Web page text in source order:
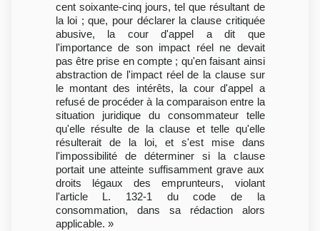
cent soixante-cinq jours, tel que résultant de
la loi ; que, pour déclarer la clause critiquée
abusive, la cour d'appel a dit que
l'importance de son impact réel ne devait
pas être prise en compte ; qu'en faisant ainsi
abstraction de l'impact réel de la clause sur
le montant des intérêts, la cour d'appel a
refusé de procéder à la comparaison entre la
situation juridique du consommateur telle
qu'elle résulte de la clause et telle qu'elle
résulterait de la loi, et s'est mise dans
l'impossibilité de déterminer si la clause
portait une atteinte suffisamment grave aux
droits légaux des emprunteurs, violant
l'article L. 132-1 du code de la
consommation, dans sa rédaction alors
applicable. »